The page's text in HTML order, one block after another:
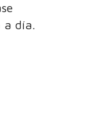
a día.